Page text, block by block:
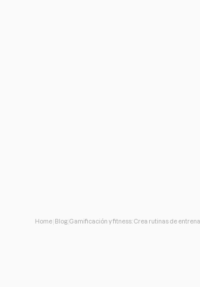
Home Blog Gamificación y fitness: Crea rutinas de